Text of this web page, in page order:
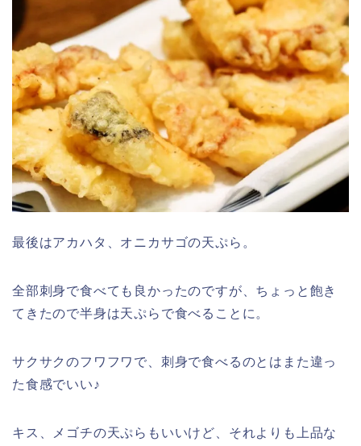
最後はアカハタ、オニカサゴの天ぷら。
全部刺身で食べても良かったのですが、ちょっと飽き
てきたので半身は天ぷらで食べることに。
サクサクのフワフワで、刺身で食べるのとはまた違っ
た食感でいい♪
キス、メゴチの天ぷらもいいけど、それよりも上品な